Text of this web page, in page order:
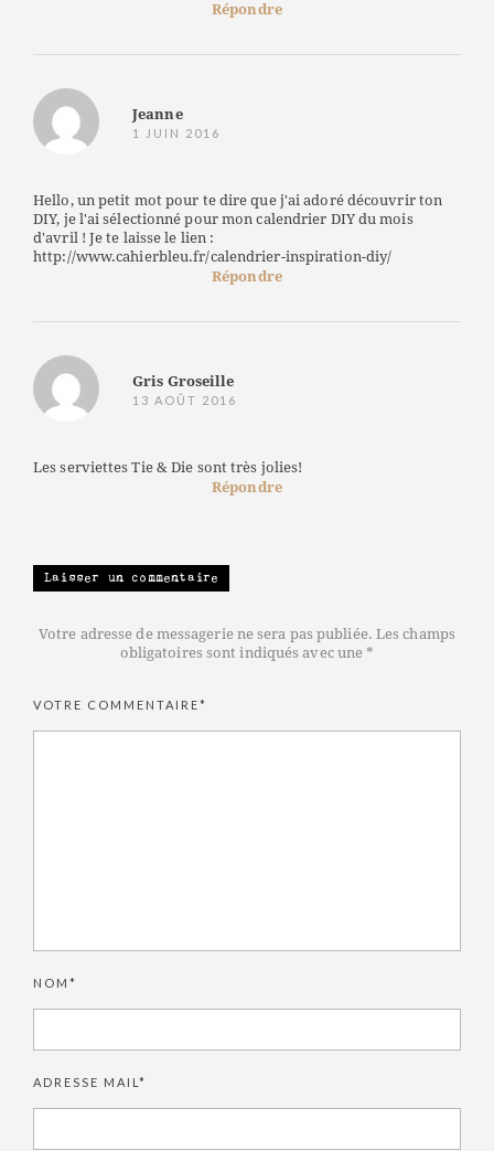
Répondre
Jeanne
1 JUIN 2016
Hello, un petit mot pour te dire que j'ai adoré découvrir ton
DIY, je l'ai sélectionné pour mon calendrier DIY du mois
d'avril ! Je te laisse le lien :
http://www.cahierbleu.fr/calendrier-inspiration-diy/
Répondre
Gris Groseille
13 AOÛT 2016
Les serviettes Tie & Die sont très jolies!
Répondre
Laisser un commentaire
Votre adresse de messagerie ne sera pas publiée. Les champs
obligatoires sont indiqués avec une *
VOTRE COMMENTAIRE*
NOM*
ADRESSE MAIL*